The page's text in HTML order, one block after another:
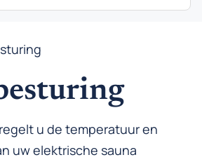
u de temperatuur en
uw elektrische sauna